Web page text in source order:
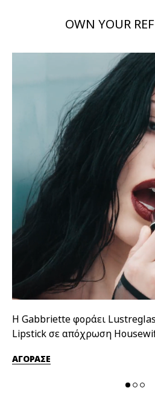
OWN YOUR
Η Gabbriette φοράει
Lipstick σε απόχρωση
ΑΓΟΡΑΣΕ